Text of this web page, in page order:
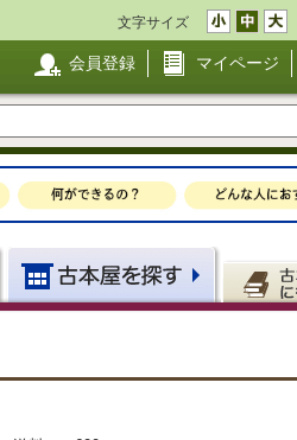
文字サイズ
会員登録 マイページ